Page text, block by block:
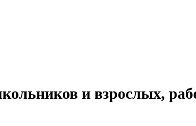
и взрослых,